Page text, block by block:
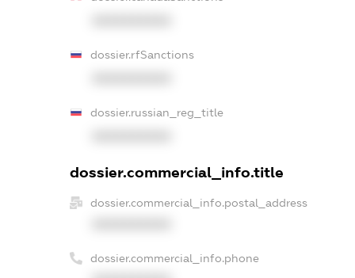
dossier.rfSanctions
dossier.russian_reg_title
dossier.commercial_info.title
dossier.commercial_info.postal_address
dossier.commercial_info.phone